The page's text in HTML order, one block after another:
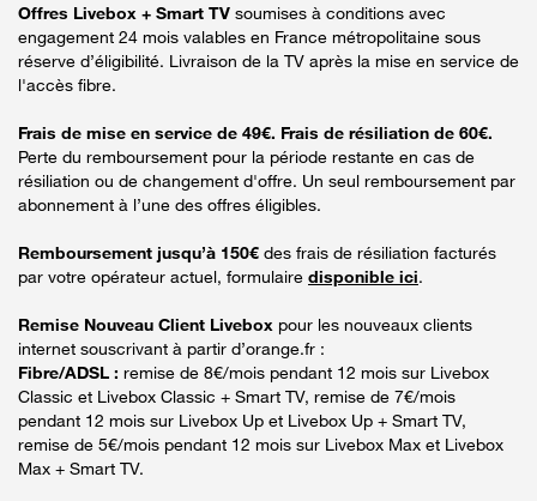
Offres Livebox + Smart TV soumises à conditions avec
engagement 24 mois valables en France métropolitaine sous
réserve d’éligibilité. Livraison de la TV après la mise en service de
l'accès fibre.
Frais de mise en service de 49€. Frais de résiliation de 60€.
Perte du remboursement pour la période restante en cas de
résiliation ou de changement d'offre. Un seul remboursement par
abonnement à l’une des offres éligibles.
Remboursement jusqu’à 150€ des frais de résiliation facturés
par votre opérateur actuel, formulaire disponible ici.
Remise Nouveau Client Livebox pour les nouveaux clients
internet souscrivant à partir d’orange.fr :
Fibre/ADSL : remise de 8€/mois pendant 12 mois sur Livebox
Classic et Livebox Classic + Smart TV, remise de 7€/mois
pendant 12 mois sur Livebox Up et Livebox Up + Smart TV,
remise de 5€/mois pendant 12 mois sur Livebox Max et Livebox
Max + Smart TV.